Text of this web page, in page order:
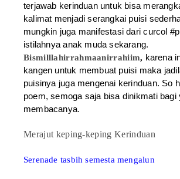
terjawab kerinduan untuk bisa
kalimat menjadi serangkai puisi
mungkin juga manifestasi dari curcol
istilahnya anak muda sekarang.
Bismilllahirrahmaanirrahiim, karena
kangen untuk membuat puisi maka
puisinya juga mengenai kerinduan. So
poem, semoga saja bisa dinikmati bagi
membacanya.
Merajut keping-kepingKerinduan
Serenade tasbih semesta mengalun